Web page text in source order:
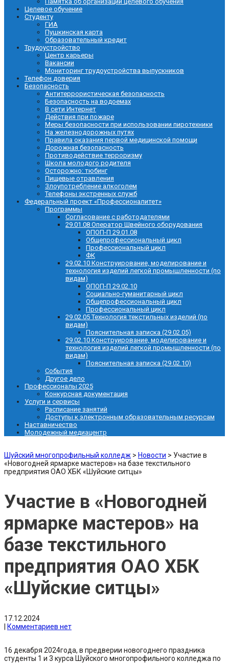
Целевое обучение
Студенту
ГИА
Пушкинская карта
Образовательный кредит
Трудоустройство
Центр карьеры
Вакансии
Мониторинг трудоустройства выпускников
Телефон доверия
Безопасность
Антитеррористическая безопасность
Безопасность на водоемах
В сети Интернет
Действия при пожаре
Меры безопасности при использовании пиротехники
На железнодорожных путях
Правила оказания первой медицинской помощи
Дорожная безопасность
Противодействие терроризму
Школа молодого родителя
Осторожно: тюбинг
Пищевые отравления
Злоупотребление алкоголем
Телефоны экстренных служб
Федеральный проект «Профессионалитет»
Программы
Согласование с работодателями
29.01.08 Оператор Швейного оборудования
ОПОП-П 29.01.08
Общепрофессиональный цикл
Профессиональный цикл
ФК
29.02.10 Конструирование, моделирование и
технология изделий легкой промышленности (по
видам)
ОПОП-П 29.02.10
Социально-гуманитарный цикл
Общепрофессиональный цикл
Профессиональный цикл
29.02.05 Технология текстильных изделий (по
видам)
Пояснительная записка (29.02.05)
29.02.10 Конструирование, моделирование и
технология изделий легкой промышленности (по
видам)
Пояснительная записка (29.02.10)
События
Другое дело
Профессионалы 2025
Конкурсная документация
Услуги и сервисы
Расписание занятий
Доступы к электронным образовательным ресурсам
Наставничество
Молодежный медиацентр
Шуйский многопрофильный колледж > Новости > Участие в
«Новогодней ярмарке мастеров» на базе текстильного
предприятия ОАО ХБК «Шуйские ситцы»
Участие в «Новогодней
ярмарке мастеров» на
базе текстильного
предприятия ОАО ХБК
«Шуйские ситцы»
17.12.2024
Комментариев нет
16 декабря 2024года, в предверии новогоднего праздника
студенты 1 и 3 курса Шуйского многопрофильного колледжа по